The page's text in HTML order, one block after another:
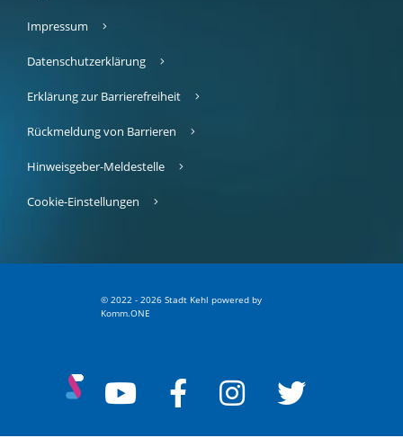
Impressum
Datenschutzerklärung
Erklärung zur Barrierefreiheit
Rückmeldung von Barrieren
Hinweisgeber-Meldestelle
Cookie-Einstellungen
© 2022 - 2026 Stadt Kehl powered by
Komm.ONE